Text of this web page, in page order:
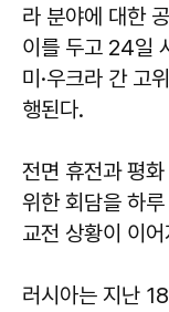
라 분야에 대한
이를 두고 24일
미·우크라 간 고
행된다.
전면 휴전과 평
위한 회담을 하
교전 상황이 이
러시아는 지난